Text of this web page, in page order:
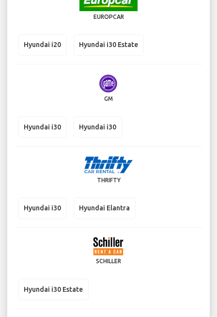
EUROPCAR
Hyundai i20 Hyundai i30 Estate
GM
Hyundai i30 Hyundai i30
THRIFTY
Hyundai i30 Hyundai Elantra
SCHILLER
Hyundai i30 Estate